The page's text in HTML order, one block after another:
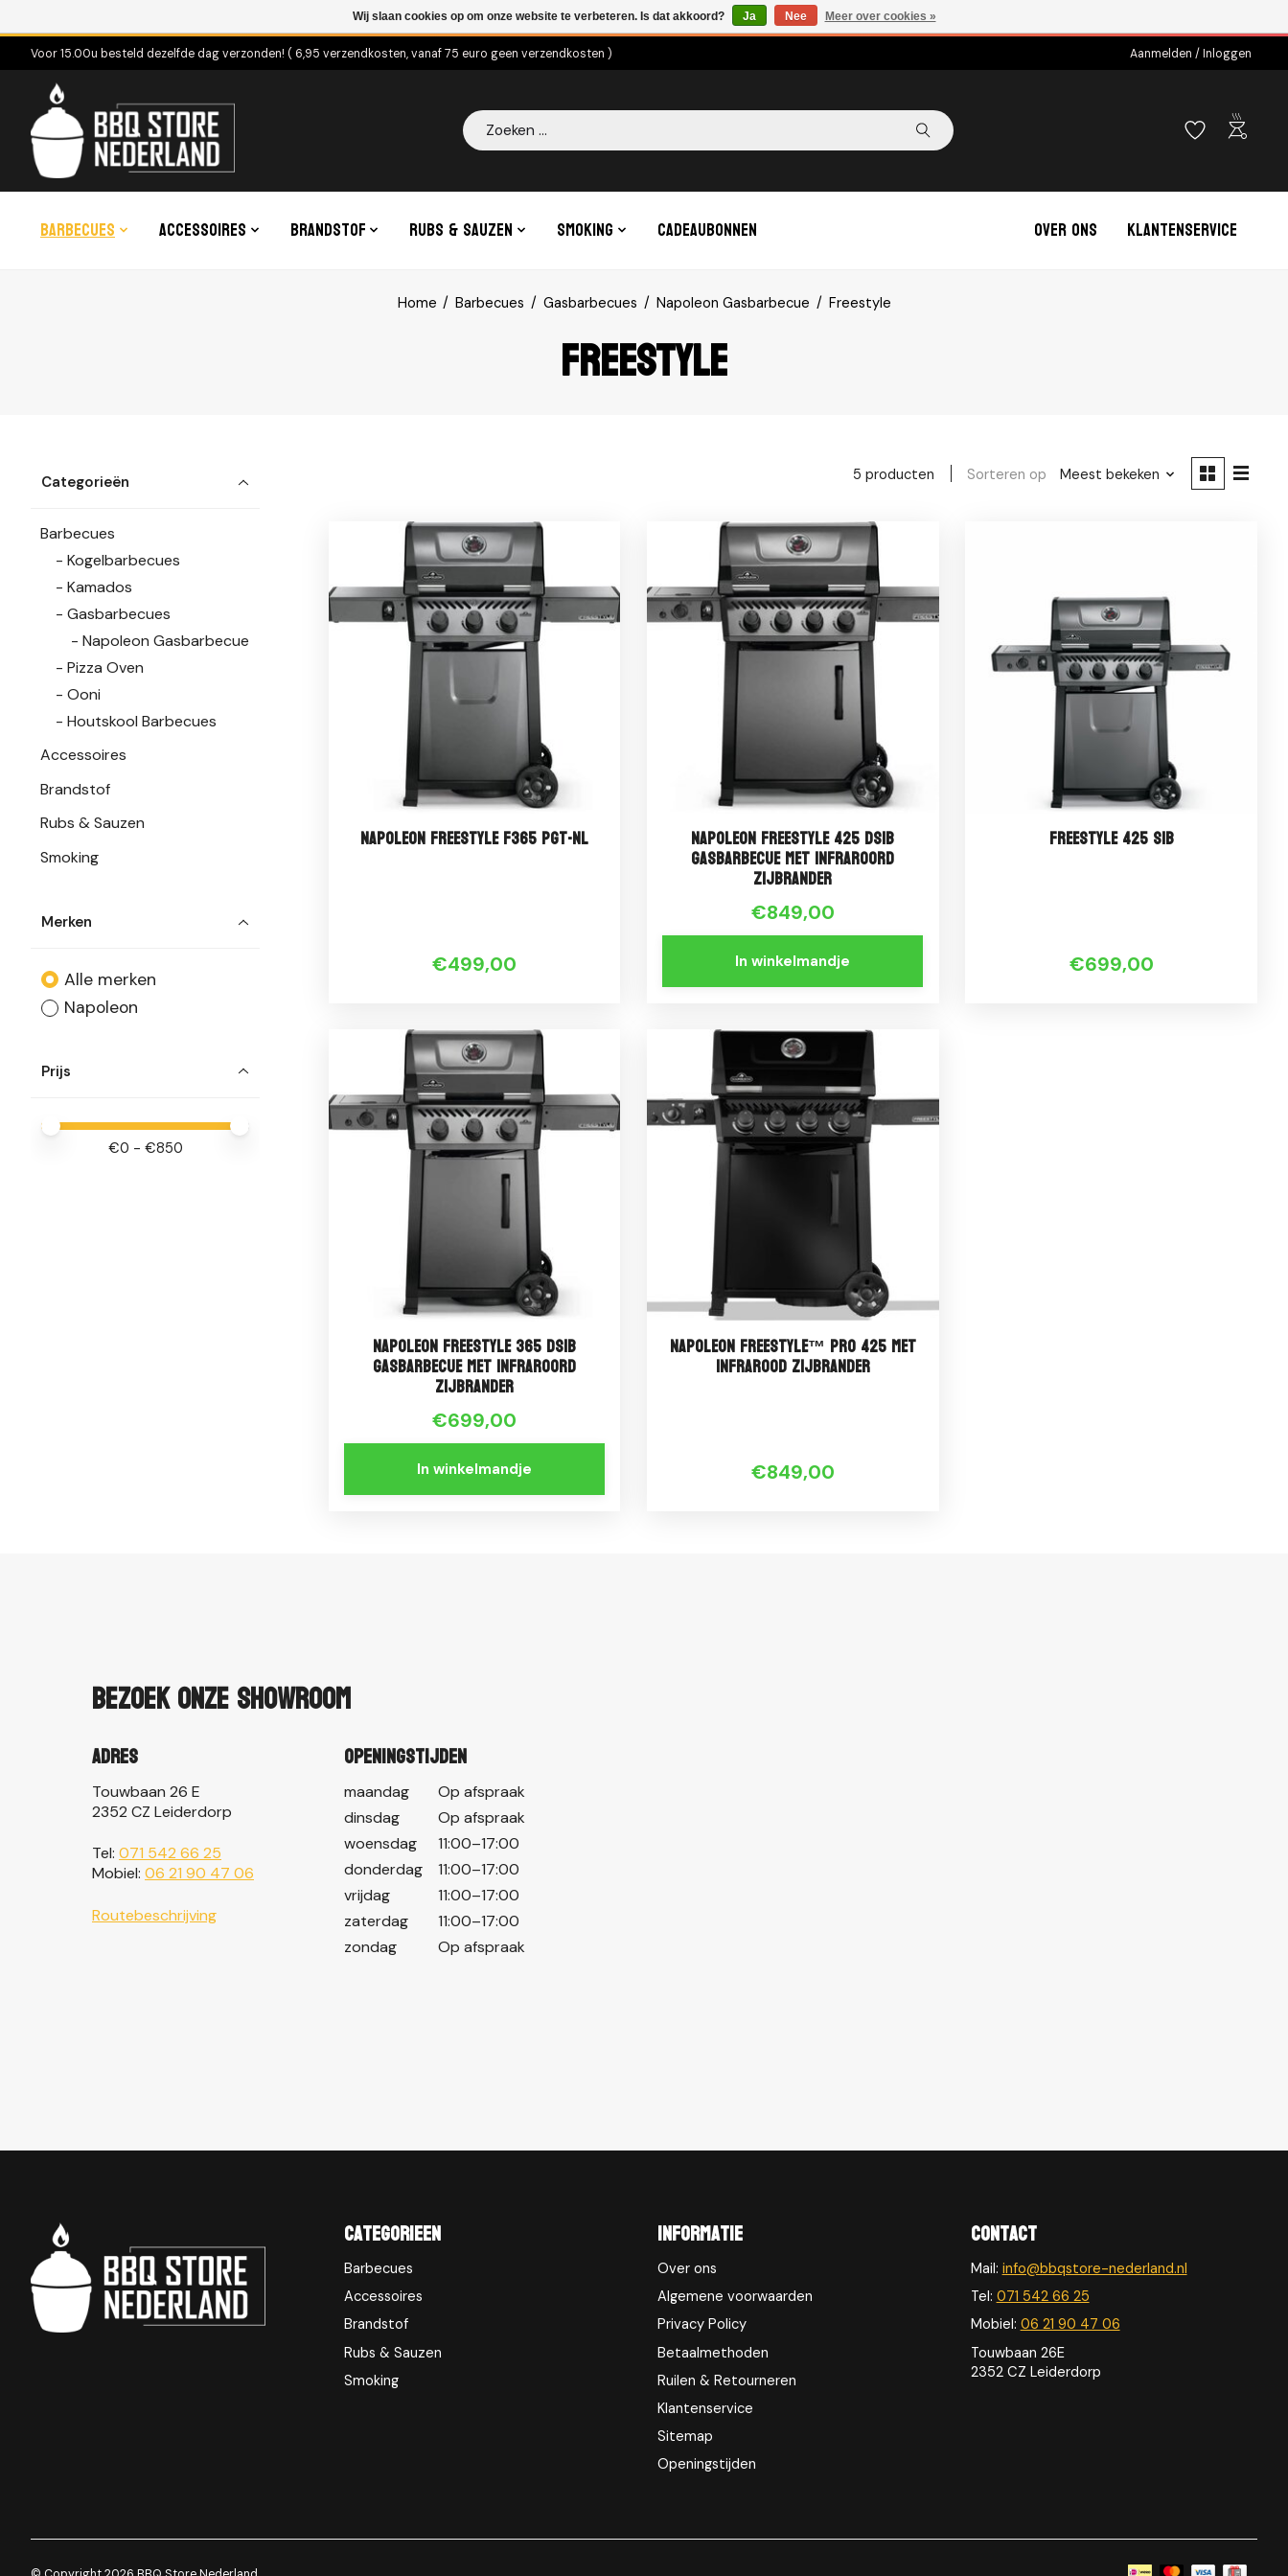
Voor 15.00u besteld dezelfde dag verzonden! ( 6,95 verzendkosten, vanaf 75 euro geen verzendkosten ) Aanmelden / Inloggen
Zoeken outdoor_grill
Barbecues Accessoires Brandstof Rubs & Sauzen Smoking Cadeaubonnen Over ons Klantenservice
Home / Barbecues / Gasbarbecues / Napoleon Gasbarbecue / Freestyle
Freestyle
Categorieën
Barbecues
Kogelbarbecues
Kamados
Gasbarbecues
Napoleon Gasbarbecue
Pizza Oven
Ooni
Houtskool Barbecues
Accessoires
Brandstof
Rubs & Sauzen
Smoking
Merken
Alle merken
Napoleon
Prijs
Minimale prijswaarde
Price maximum value
€0 - €850
5 producten Sorteren op Meest bekeken
Napoleon Freestyle F365 PGT-NL
€499,00
Napoleon Freestyle 425 DSIB
Gasbarbecue met Infraroord
Zijbrander
€849,00
In winkelmandje
Freestyle 425 SIB
€699,00
Napoleon Freestyle 365 DSIB
Gasbarbecue met Infraroord
Zijbrander
€699,00
In winkelmandje
Napoleon Freestyle™ PRO 425 Met
infrarood zijbrander
€849,00
Bezoek onze showroom
Adres
Touwbaan 26 E
2352 CZ Leiderdorp
Tel: 071 542 66 25
Mobiel: 06 21 90 47 06
Routebeschrijving
Openingstijden
maandag
Op afspraak
dinsdag
Op afspraak
woensdag
11:00–17:00
donderdag
11:00–17:00
vrijdag
11:00–17:00
zaterdag
11:00–17:00
zondag
Op afspraak
Categorieen
Barbecues
Accessoires
Brandstof
Rubs & Sauzen
Smoking
Informatie
Over ons
Algemene voorwaarden
Privacy Policy
Betaalmethoden
Ruilen & Retourneren
Klantenservice
Sitemap
Openingstijden
Contact
Mail: info@bbqstore-nederland.nl
Tel: 071 542 66 25
Mobiel: 06 21 90 47 06
Touwbaan 26E
2352 CZ Leiderdorp
Wij slaan cookies op om onze website te verbeteren. Is dat akkoord? Ja Nee Meer over cookies »